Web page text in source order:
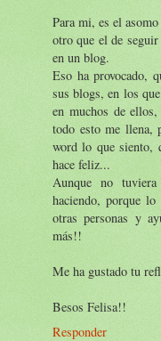
Para mi, es el
otro que el de
en un blog.
Eso ha provocado,
sus blogs, en los
en muchos de
todo esto me llena,
word lo que siento,
hace feliz...
Aunque no
haciendo, porque
otras personas y
más!!
Me ha gustado tu
Besos Felisa!!
Responder